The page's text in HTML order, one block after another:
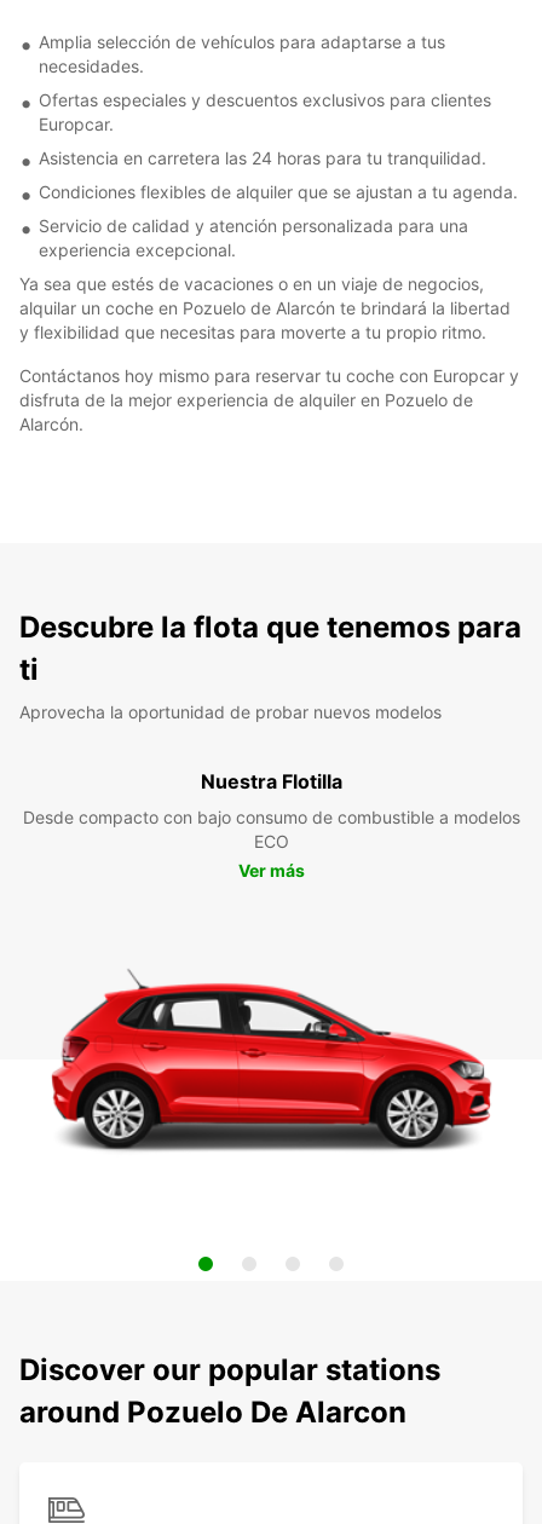
Amplia selección de vehículos para adaptarse a tus
necesidades.
Ofertas especiales y descuentos exclusivos para clientes
Europcar.
Asistencia en carretera las 24 horas para tu tranquilidad.
Condiciones flexibles de alquiler que se ajustan a tu agenda.
Servicio de calidad y atención personalizada para una
experiencia excepcional.
Ya sea que estés de vacaciones o en un viaje de negocios,
alquilar un coche en Pozuelo de Alarcón te brindará la libertad
y flexibilidad que necesitas para moverte a tu propio ritmo.
Contáctanos hoy mismo para reservar tu coche con Europcar y
disfruta de la mejor experiencia de alquiler en Pozuelo de
Alarcón.
Descubre la flota que tenemos para
ti
Aprovecha la oportunidad de probar nuevos modelos
Nuestra Flotilla
Desde compacto con bajo consumo de combustible a modelos
ECO
Ver más
Discover our popular stations
around Pozuelo De Alarcon